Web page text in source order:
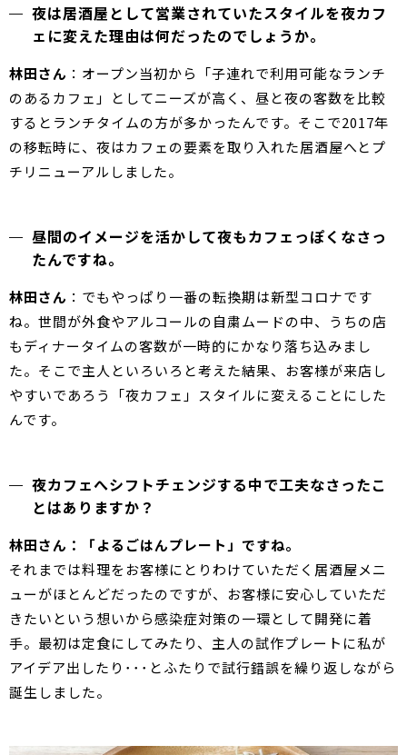
夜は居酒屋として営業されていたスタイルを夜カフ
ェに変えた理由は何だったのでしょうか。
林田さん ：オープン当初から「子連れで利用可能なランチ
のあるカフェ」としてニーズが高く、昼と夜の客数を比較
するとランチタイムの方が多かったんです。そこで2017年
の移転時に、夜はカフェの要素を取り入れた居酒屋へとプ
チリニューアルしました。
昼間のイメージを活かして夜もカフェっぽくなさっ
たんですね。
林田さん ：でもやっぱり一番の転換期は新型コロナです
ね。世間が外食やアルコールの自粛ムードの中、うちの店
もディナータイムの客数が一時的にかなり落ち込みまし
た。そこで主人といろいろと考えた結果、お客様が来店し
やすいであろう「夜カフェ」スタイルに変えることにした
んです。
夜カフェへシフトチェンジする中で工夫なさったこ
とはありますか？
林田さん：「よるごはんプレート」ですね。
それまでは料理をお客様にとりわけていただく居酒屋メニ
ューがほとんどだったのですが、お客様に安心していただ
きたいという想いから感染症対策の一環として開発に着
手。最初は定食にしてみたり、主人の試作プレートに私が
アイデア出したり･･･とふたりで試行錯誤を繰り返しながら
誕生しました。